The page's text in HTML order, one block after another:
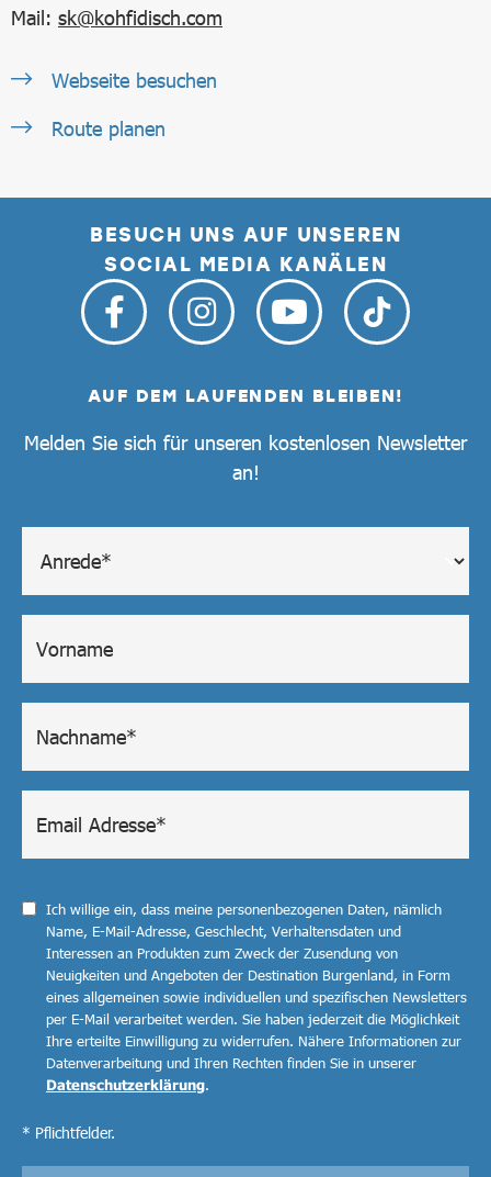
Mail: sk@kohfidisch.com
Webseite besuchen
Route planen
BESUCH UNS AUF UNSEREN
SOCIAL MEDIA KANÄLEN
AUF DEM LAUFENDEN BLEIBEN!
Melden Sie sich für unseren kostenlosen Newsletter
an!
Ich willige ein, dass meine personenbezogenen Daten, nämlich
Name, E-Mail-Adresse, Geschlecht, Verhaltensdaten und
Interessen an Produkten zum Zweck der Zusendung von
Neuigkeiten und Angeboten der Destination Burgenland, in Form
eines allgemeinen sowie individuellen und spezifischen Newsletters
per E-Mail verarbeitet werden. Sie haben jederzeit die Möglichkeit
Ihre erteilte Einwilligung zu widerrufen. Nähere Informationen zur
Datenverarbeitung und Ihren Rechten finden Sie in unserer
Datenschutzerklärung.
* Pflichtfelder.